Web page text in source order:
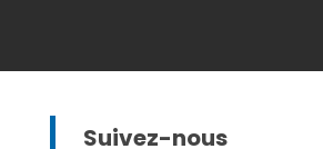
Suivez-nous